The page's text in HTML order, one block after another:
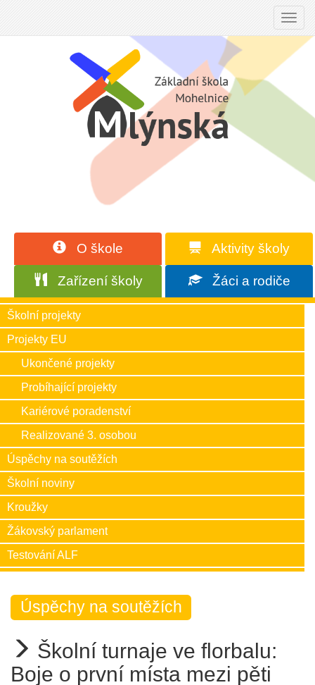
O škole Aktivity školy
Zařízení školy Žáci a rodiče
Školní projekty
Projekty EU
Ukončené projekty
Probíhající projekty
Kariérové poradenství
Realizované 3. osobou
Úspěchy na soutěžích
Školní noviny
Kroužky
Žákovský parlament
Testování ALF
Úspěchy na soutěžích
Školní turnaje ve florbalu:
Boje o první místa mezi pěti